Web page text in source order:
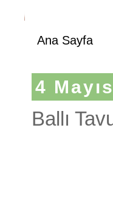
Ana Sayfa
4
Ballı